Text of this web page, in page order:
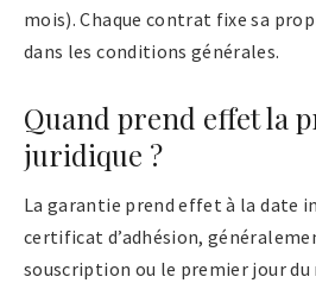
mois). Chaque contrat fixe sa
dans les conditions générales.
Quand prend effet la
juridique ?
La garantie prend effet à la date
certificat d’adhésion,
souscription ou le premier jour du